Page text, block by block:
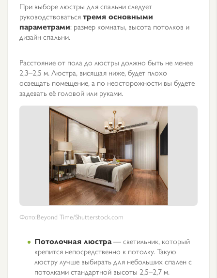
При выборе люстры для спальни следует
руководствоватьсятремя основными
параметрами: размер комнаты, высота потолков и
дизайн спальни.
Расстояние от пола до люстры должно быть не менее
2,3–2,5 м. Люстра, висящая ниже, будет плохо
освещать помещение, а по неосторожности вы будете
задевать её головой или руками.
Фото:Beyond Time/Shutterstock.com
Потолочная люстра— светильник, который
крепится непосредственно к потолку. Такую
люстру лучше выбирать для небольших спален с
потолками стандартной высоты 2,5–2,7 м.